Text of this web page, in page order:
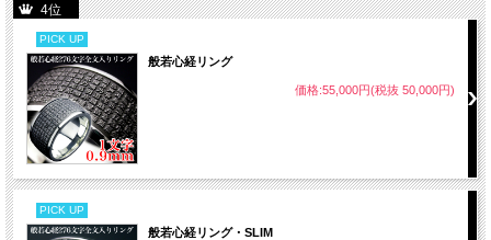
4位
PICK UP
般若心経リング
価格:55,000円(税抜 50,000円)
PICK UP
般若心経リング・SLIM